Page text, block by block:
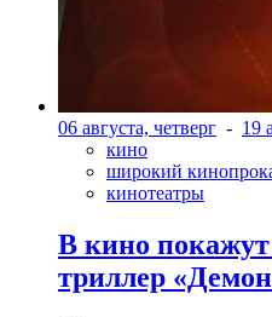
06 августа, четверг - 19
кино
широкий
кинотеатры
В кино
триллер